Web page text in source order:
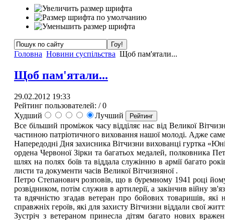
Головна Новини суспільства Щоб пам'ятали...
Щоб пам'ятали...
29.02.2012 19:33
Рейтинг пользователей: / 0
Худший
Лучший
Все більший проміжок часу відділяє нас від Великої
частиною патріотичного виховання нашої молоді. Адже
Напередодні Дня захисника Вітчизни вихованці гуртка
ордена Червоної Зірки та багатьох медалей, полковника
шлях на полях боїв та віддала служінню в армії багато
листи та документи часів Великої Вітчизняної .
Петро Степанович розповів, що в буремному 1941 році
розвідником, потім служив в артилерії, а закінчив війну
та вдячністю згадав ветеран про бойових товаришів,
справжніх героїв, які для захисту Вітчизни віддали свої
Зустріч з ветераном принесла дітям багато нових